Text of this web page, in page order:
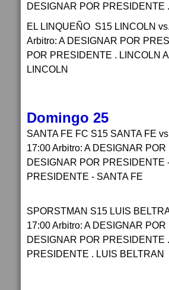
DESIGNAR POR PRESIDENTE
EL LINQUEÑO S15 LINCOLN
Arbitro: A DESIGNAR POR
POR PRESIDENTE . LINCOLN
LINCOLN
Domingo 25
SANTA FE FC S15 SANTA FE
17:00 Arbitro: A DESIGNAR
DESIGNAR POR PRESIDENTE
PRESIDENTE - SANTA FE
SPORSTMAN S15 LUIS
17:00 Arbitro: A DESIGNAR
DESIGNAR POR PRESIDENTE
PRESIDENTE . LUIS BELTRAN